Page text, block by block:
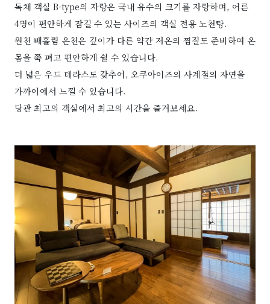
독채 객실 B-type의 자랑은 국내 유수의 크기를 자랑하며, 어른
4명이 편안하게 잠길 수 있는 사이즈의 객실 전용 노천탕.
원천 배흘림 온천은 깊이가 다른 약간 저온의 찜질도 준비하여 온
몸을 쭉 펴고 편안하게 쉴 수 있습니다.
더 넓은 우드 테라스도 갖추어, 오쿠아이즈의 사계절의 자연을
가까이에서 느낄 수 있습니다.
당관 최고의 객실에서 최고의 시간을 즐겨보세요.